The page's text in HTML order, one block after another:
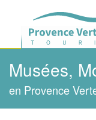
Musées,
en Provence